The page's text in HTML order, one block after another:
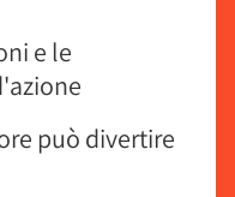
e le
può divertire